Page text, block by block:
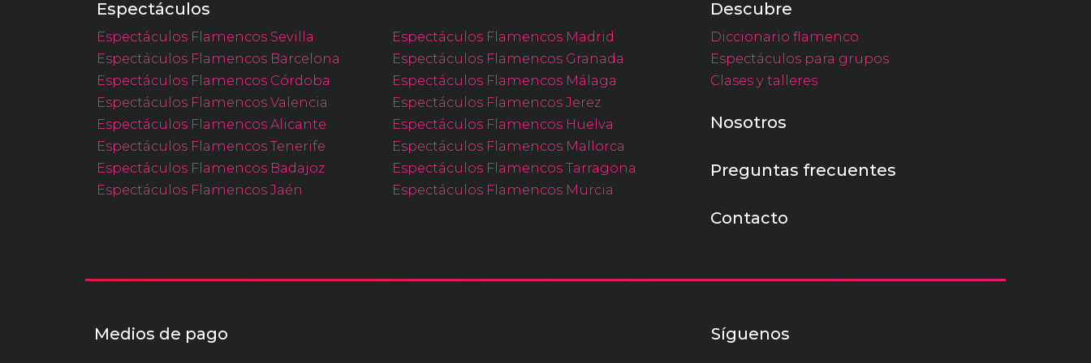
Espectáculos
Espectáculos Flamencos Sevilla
Espectáculos Flamencos Madrid
Espectáculos Flamencos Barcelona
Espectáculos Flamencos Granada
Espectáculos Flamencos Córdoba
Espectáculos Flamencos Málaga
Espectáculos Flamencos Valencia
Espectáculos Flamencos Jerez
Espectáculos Flamencos Alicante
Espectáculos Flamencos Huelva
Espectáculos Flamencos Tenerife
Espectáculos Flamencos Mallorca
Espectáculos Flamencos Badajoz
Espectáculos Flamencos Tarragona
Espectáculos Flamencos Jaén
Espectáculos Flamencos Murcia
Descubre
Diccionario flamenco
Espectáculos para grupos
Clases y talleres
Nosotros
Preguntas frecuentes
Contacto
Síguenos
Medios de pago